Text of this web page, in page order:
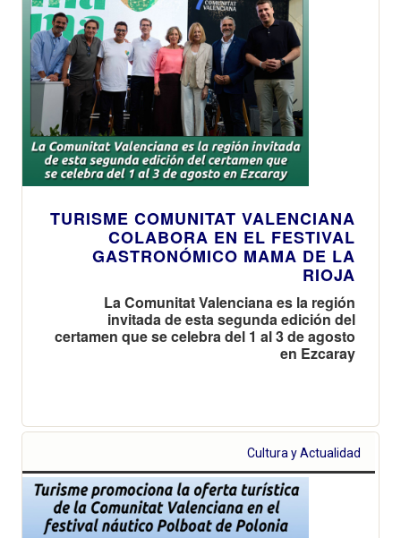
TURISME COMUNITAT VALENCIANA
COLABORA EN EL FESTIVAL
GASTRONÓMICO MAMA DE LA
RIOJA
La Comunitat Valenciana es la región
invitada de esta segunda edición del
certamen que se celebra del 1 al 3 de agosto
en Ezcaray
Cultura y Actualidad